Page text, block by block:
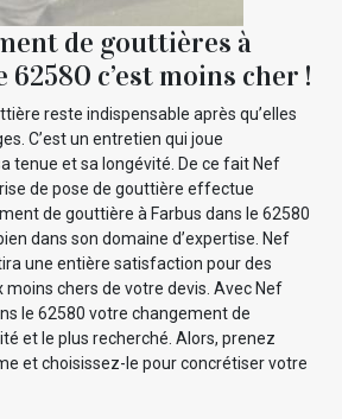
de gouttières à
62580 c’est moins cher !
reste indispensable après qu’elles
C’est un entretien qui joue
tenue et sa longévité. De ce fait Nef
de pose de gouttière effectue
de gouttière à Farbus dans le 62580
dans son domaine d’expertise. Nef
une entière satisfaction pour des
chers de votre devis. Avec Nef
le 62580 votre changement de
et le plus recherché. Alors, prenez
et choisissez-le pour concrétiser votre